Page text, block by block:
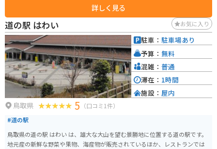
詳しく見る
道の駅 はわい お気に入り
鳥取県 5 （口コミ1件）
#道の駅
鳥取県の道の駅 はわい は、雄大な大山を望む景勝地に位置する道の駅です。
地元産の新鮮な野菜や果物、海産物が販売されているほか、レストランでは
駐車： 駐車場あり
予算： 無料
混雑： 普通
滞在： 1時間
施設： 屋内